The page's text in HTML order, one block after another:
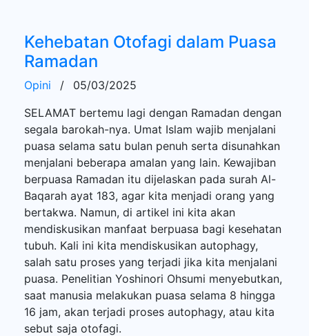
Kehebatan Otofagi dalam Puasa
Ramadan
Opini /
05/03/2025
SELAMAT bertemu lagi dengan Ramadan dengan
segala barokah-nya. Umat Islam wajib menjalani
puasa selama satu bulan penuh serta disunahkan
menjalani beberapa amalan yang lain. Kewajiban
berpuasa Ramadan itu dijelaskan pada surah Al-
Baqarah ayat 183, agar kita menjadi orang yang
bertakwa. Namun, di artikel ini kita akan
mendiskusikan manfaat berpuasa bagi kesehatan
tubuh. Kali ini kita mendiskusikan autophagy,
salah satu proses yang terjadi jika kita menjalani
puasa. Penelitian Yoshinori Ohsumi menyebutkan,
saat manusia melakukan puasa selama 8 hingga
16 jam, akan terjadi proses autophagy, atau kita
sebut saja otofagi.